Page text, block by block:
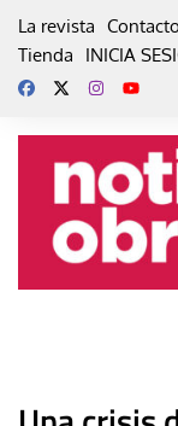
La revista Contacto
Tienda
INICIA